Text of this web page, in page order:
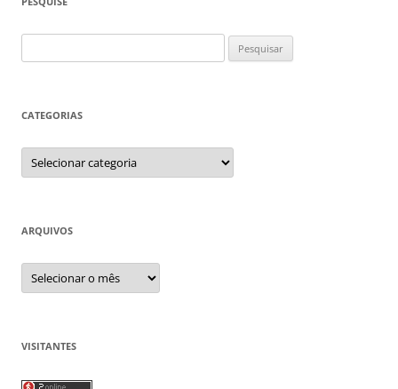
por:
CATEGORIAS
Categorias
ARQUIVOS
Arquivos
VISITANTES